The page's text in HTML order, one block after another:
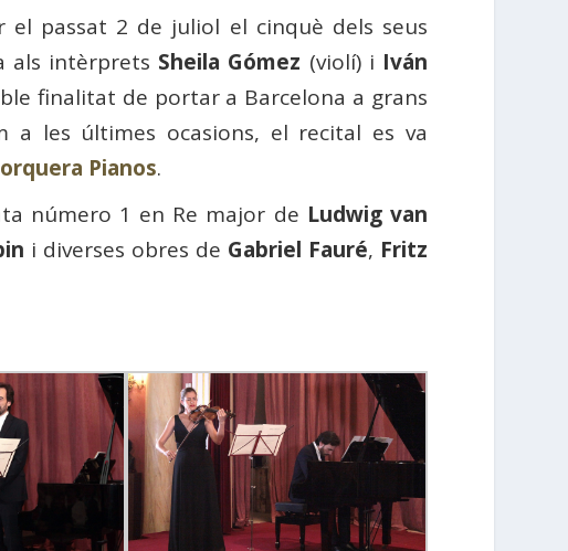
el passat 2 de juliol el cinquè dels seus
als intèrprets Sheila Gómez (violí) i Iván
finalitat de portar a Barcelona a grans
a les últimes ocasions, el recital es va
Pianos.
número 1 en Re major de Ludwig van
i diverses obres de Gabriel Fauré, Fritz